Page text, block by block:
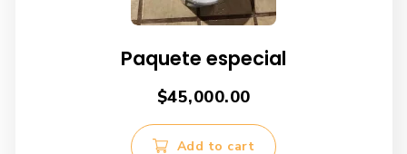
Paquete especial
$45,000.00
Add to cart